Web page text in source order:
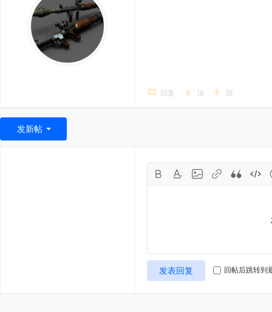
回复 顶 踩
发新帖
发表回复 回帖后跳转到